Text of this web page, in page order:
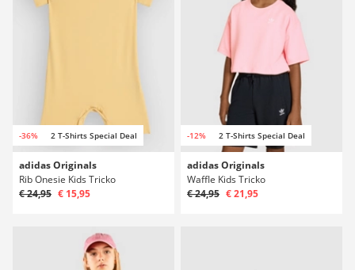
-36% 2 T-Shirts Special Deal
adidas Originals
Rib Onesie Kids Tricko
€ 24,95 € 15,95
-12% 2 T-Shirts Special Deal
adidas Originals
Waffle Kids Tricko
€ 24,95 € 21,95